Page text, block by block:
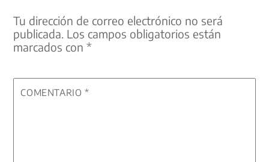
Tu dirección de correo electrónico no será
publicada. Los campos obligatorios están
marcados con*
COMENTARIO*